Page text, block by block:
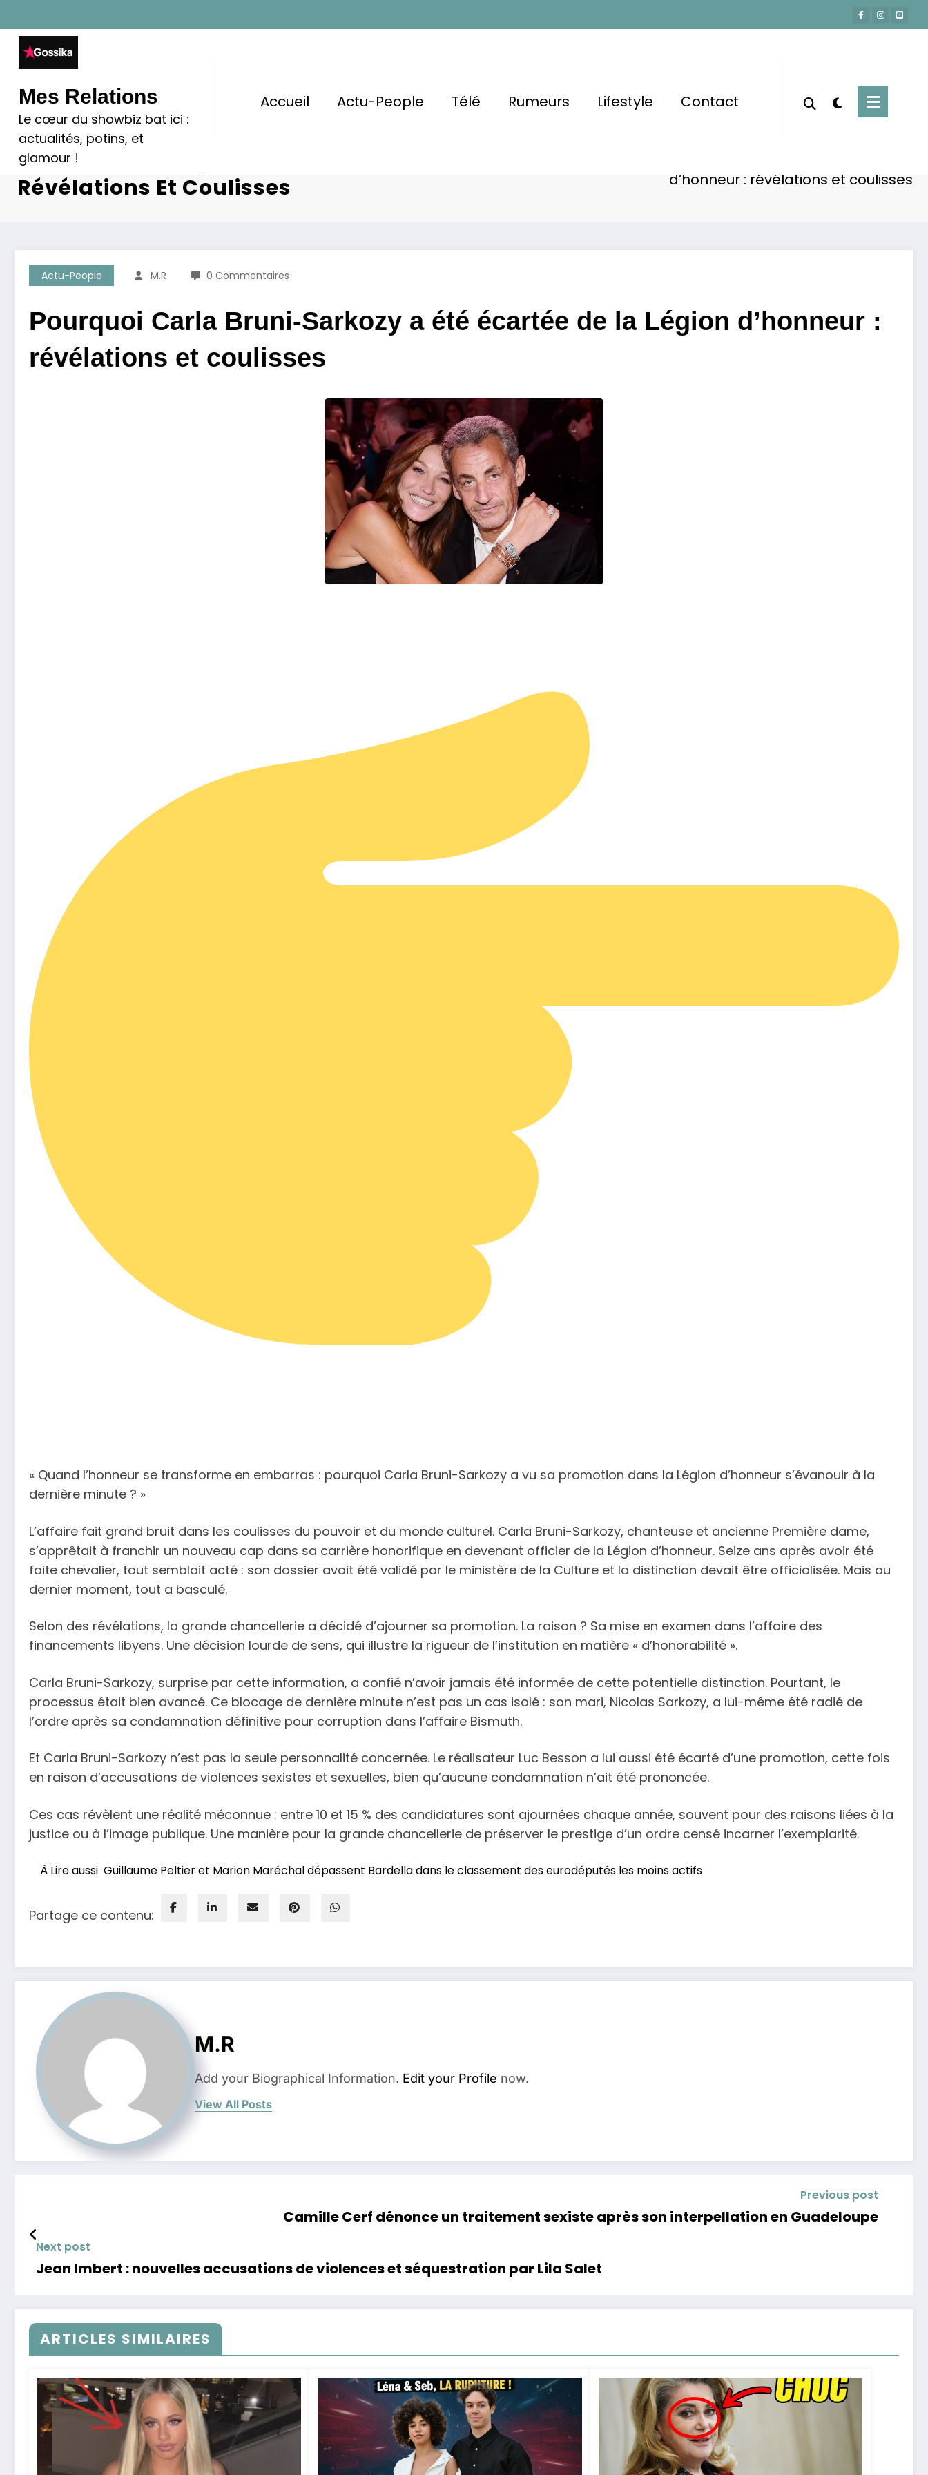
au
contenu
Mes Relations
Le cœur du showbiz bat ici :
actualités, potins, et
glamour !
Accueil Actu-People Télé Rumeurs Lifestyle Contact
Pourquoi Carla Bruni-Sarkozy A Été
Écartée De La Légion D’honneur :
Révélations Et Coulisses
d’honneur : révélations et coulisses
Actu-People M.R 0 Commentaires
Pourquoi Carla Bruni-Sarkozy a été écartée de la Légion d’honneur :
révélations et coulisses
« Quand l’honneur se transforme en embarras : pourquoi Carla Bruni-Sarkozy a vu sa promotion dans la Légion d’honneur s’évanouir à la
dernière minute ? »
L’affaire fait grand bruit dans les coulisses du pouvoir et du monde culturel. Carla Bruni-Sarkozy, chanteuse et ancienne Première dame,
s’apprêtait à franchir un nouveau cap dans sa carrière honorifique en devenant officier de la Légion d’honneur. Seize ans après avoir été
faite chevalier, tout semblait acté : son dossier avait été validé par le ministère de la Culture et la distinction devait être officialisée. Mais au
dernier moment, tout a basculé.
Selon des révélations, la grande chancellerie a décidé d’ajourner sa promotion. La raison ? Sa mise en examen dans l’affaire des
financements libyens. Une décision lourde de sens, qui illustre la rigueur de l’institution en matière « d’honorabilité ».
Carla Bruni-Sarkozy, surprise par cette information, a confié n’avoir jamais été informée de cette potentielle distinction. Pourtant, le
processus était bien avancé. Ce blocage de dernière minute n’est pas un cas isolé : son mari, Nicolas Sarkozy, a lui-même été radié de
l’ordre après sa condamnation définitive pour corruption dans l’affaire Bismuth.
Et Carla Bruni-Sarkozy n’est pas la seule personnalité concernée. Le réalisateur Luc Besson a lui aussi été écarté d’une promotion, cette fois
en raison d’accusations de violences sexistes et sexuelles, bien qu’aucune condamnation n’ait été prononcée.
Ces cas révèlent une réalité méconnue : entre 10 et 15 % des candidatures sont ajournées chaque année, souvent pour des raisons liées à la
justice ou à l’image publique. Une manière pour la grande chancellerie de préserver le prestige d’un ordre censé incarner l’exemplarité.
À Lire aussi Guillaume Peltier et Marion Maréchal dépassent Bardella dans le classement des eurodéputés les moins actifs
Partage ce contenu:
M.R
Add your Biographical Information. Edit your Profile now.
View All Posts
Previous post
Camille Cerf dénonce un traitement sexiste après son interpellation en Guadeloupe
Next post
Jean Imbert : nouvelles accusations de violences et séquestration par Lila Salet
ARTICLES SIMILAIRES